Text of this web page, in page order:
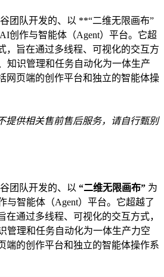
团队开发的、以 **“二维无限画布”
创作与智能体（Agent）平台。它超
，旨在通过多线程、可视化的交互方
知识管理和任务自动化为一体生产
网页端的创作平台和独立的智能体操
提供相关售前售后服务，请自行甄别
团队开发的、以 “二维无限画布” 为
与智能体（Agent）平台。它超越了
在通过多线程、可视化的交互方式，
管理和任务自动化为一体生产力空
端的创作平台和独立的智能体操作系